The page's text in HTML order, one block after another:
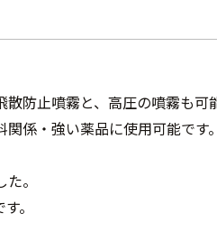
防止噴霧と、高圧の噴霧も可
係・強い薬品に使用可能です。
。
。